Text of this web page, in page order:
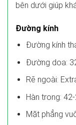
bên dưới giúp
Đường kính
Đường kính
Đường doa:
Rẽ ngoài:
Hàn trong:
Mặt phẳng